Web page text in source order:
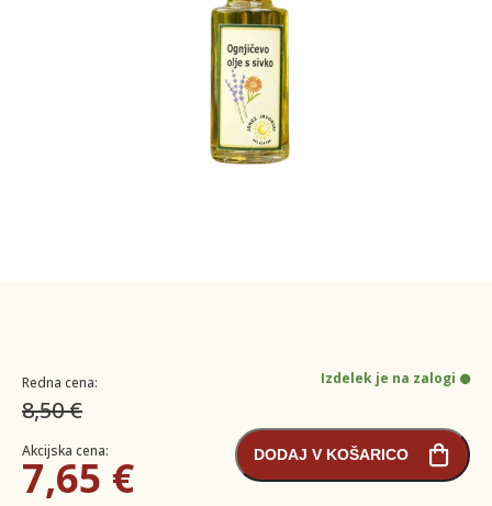
Redna cena:
8,50 €
Akcijska cena:
7,65 €
Izdelek je na zalogi
DODAJ V KOŠARICO